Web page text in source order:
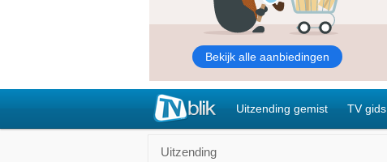
Uitzending gemist TV gids
Uitzending